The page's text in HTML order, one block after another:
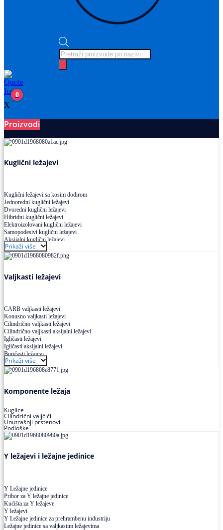
Products
search
0
X
Proizvodi
Kuglični ležajevi
Kuglični ležajevi sa kosim dodirom
Jednoredni kuglični ležajevi
Dvoredni kuglični ležajevi
Hibridni kuglični ležajevi
Elektroizolovani kuglični ležajevi
Samopodesivi kuglični ležajevi
Aksijalni kuglični ležajevi
Kuglični ležajevi od nerđajućeg čelika
Prikaži više
Valjkasti ležajevi
CARB valjkasti ležajevi
Konusno valjkasti ležajevi
Cilindrično valjkasti ležajevi
Cilindrično valjkasti aksijalni ležajevi
Igličasti ležajevi
Igličasti aksijalni ležajevi
Buričasti ležajevi
Buričasti zaptiveni ležajevi
Buričasti aksijalni ležajevi
Prikaži više
Komponente ležaja
Kuglice
Cilindrični valjčići
Unutrašnji prstenovi
Podloške
Y ležajevi i ležajne jedinice
Y Ležajne jedinice
Pribor za Y ležajne jedinice
Kućišta za Y ležajeve
Y ležajevi
Y Ležajne jedinice za prehrambenu industriju
Ležajne jedinice sa valjkastim ležajevima